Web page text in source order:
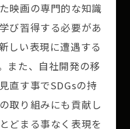
映画の専門的な知識
び習得する必要があ
しい表現に遭遇する
また、自社開発の移
直す事でSDGsの持
取り組みにも貢献し
どまる事なく表現を